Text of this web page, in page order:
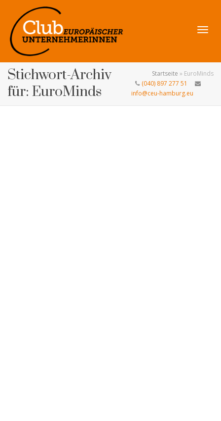
Stichwort-Archiv
für: EuroMinds
Startseite » EuroMinds
(040) 897 277 51
info@ceu-hamburg.eu